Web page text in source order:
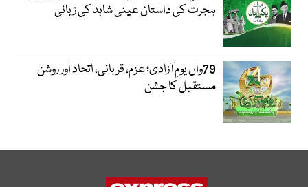
ہجرت کی داستان عینی شاہد کی زبانی
79واں یومِ آزادی؛ عزم، قربانی، اتحاد اور روشن
مستقبل کا جشن